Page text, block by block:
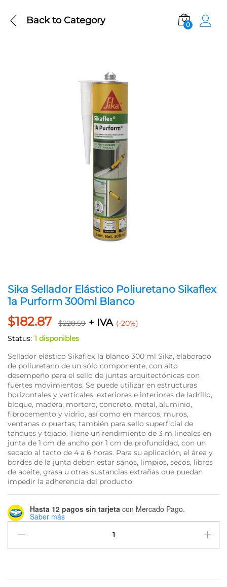
Back toCategory 0
Sika Sellador Elástico Poliuretano Sikaflex
1a Purform 300ml Blanco
$182.87 $228.59 + IVA (-20%)
Status: 1 disponibles
Sellador elástico Sikaflex 1a blanco 300 ml Sika, elaborado
de poliuretano de un sólo componente, con alto
desempeño para el sello de juntas arquitectónicas con
fuertes movimientos. Se puede utilizar en estructuras
horizontales y verticales, exteriores e interiores de ladrillo,
bloque, madera, mortero, concreto, metal, aluminio,
fibrocemento y vidrio, así como en marcos, muros,
ventanas o puertas; también para sello superficial de
tanques y tejado. Tiene un rendimiento de 3 m lineales en
junta de 1 cm de ancho por 1 cm de profundidad, con un
secado al tacto de 4 a 6 horas. Para su aplicación, el área y
bordes de la junta deben estar sanos, limpios, secos, libres
de aceite, grasa u otras sustancias extrañas que puedan
impedir la adherencia del producto.
Hasta 12 pagos sin tarjeta con Mercado Pago.
Saber más
Sellador
Elástico
1a